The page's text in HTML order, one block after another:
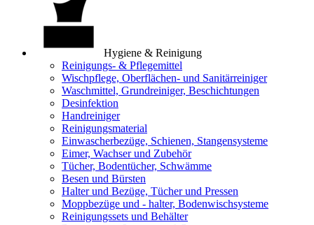
Hygiene & Reinigung
Reinigungs- & Pflegemittel
Wischpflege, Oberflächen- und Sanitärreiniger
Waschmittel, Grundreiniger, Beschichtungen
Desinfektion
Handreiniger
Reinigungsmaterial
Einwascherbezüge, Schienen, Stangensysteme
Eimer, Wachser und Zubehör
Tücher, Bodentücher, Schwämme
Besen und Bürsten
Halter und Bezüge, Tücher und Pressen
Moppbezüge und - halter, Bodenwischsysteme
Reinigungssets und Behälter